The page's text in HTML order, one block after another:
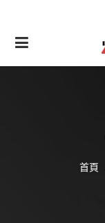
content
首頁